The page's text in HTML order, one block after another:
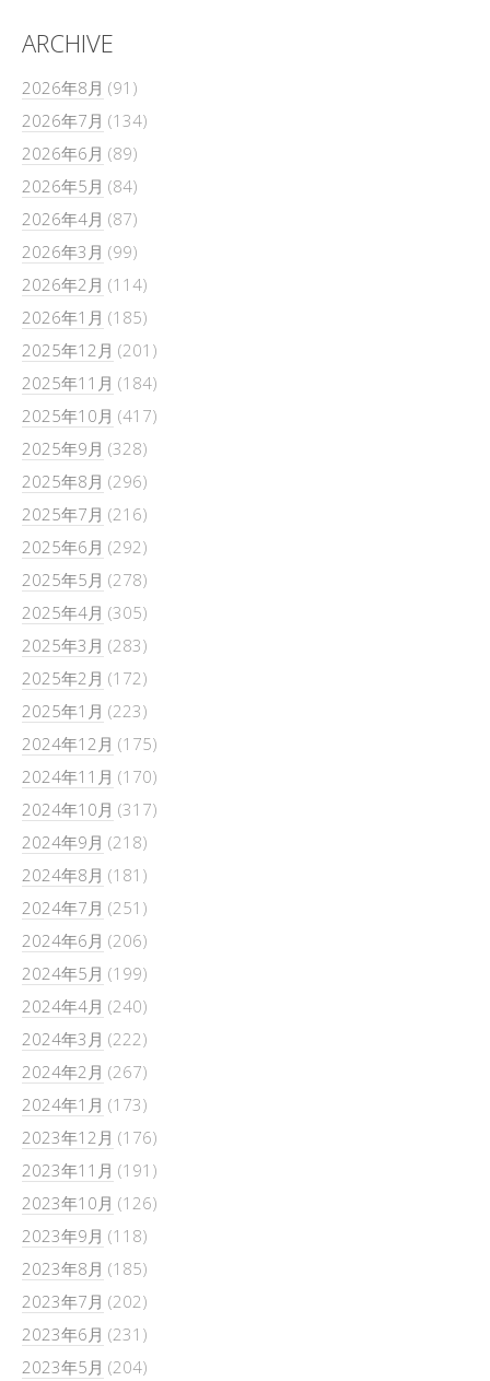
ARCHIVE
2026年8月 (91)
2026年7月 (134)
2026年6月 (89)
2026年5月 (84)
2026年4月 (87)
2026年3月 (99)
2026年2月 (114)
2026年1月 (185)
2025年12月 (201)
2025年11月 (184)
2025年10月 (417)
2025年9月 (328)
2025年8月 (296)
2025年7月 (216)
2025年6月 (292)
2025年5月 (278)
2025年4月 (305)
2025年3月 (283)
2025年2月 (172)
2025年1月 (223)
2024年12月 (175)
2024年11月 (170)
2024年10月 (317)
2024年9月 (218)
2024年8月 (181)
2024年7月 (251)
2024年6月 (206)
2024年5月 (199)
2024年4月 (240)
2024年3月 (222)
2024年2月 (267)
2024年1月 (173)
2023年12月 (176)
2023年11月 (191)
2023年10月 (126)
2023年9月 (118)
2023年8月 (185)
2023年7月 (202)
2023年6月 (231)
2023年5月 (204)